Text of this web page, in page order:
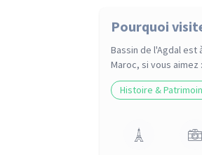
Pourquoi
Bassin de l'Agdal est
Maroc, si vous aimez :
Histoire &